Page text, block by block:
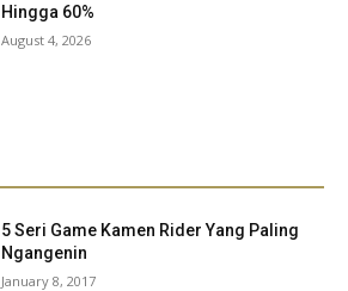
Hingga 60%
August 4, 2026
5 Seri Game Kamen Rider Yang Paling
Ngangenin
January 8, 2017